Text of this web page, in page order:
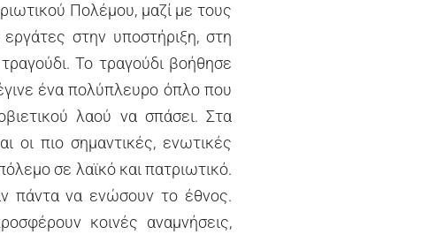
Πολέμου, μαζί με τους
στην υποστήριξη, στη
Το τραγούδι βοήθησε
ένα πολύπλευρο όπλο που
λαού να σπάσει. Στα
οι πιο σημαντικές, ενωτικές
σε λαϊκό και πατριωτικό.
πάντα να ενώσουν το έθνος.
κοινές αναμνήσεις,